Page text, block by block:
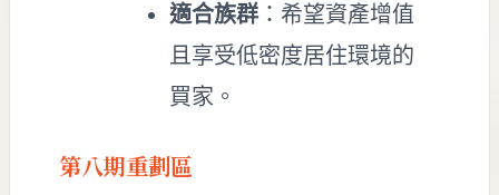
適合族群 ：希望資產增值
且享受低密度居住環境的
買家。
第八期重劃區